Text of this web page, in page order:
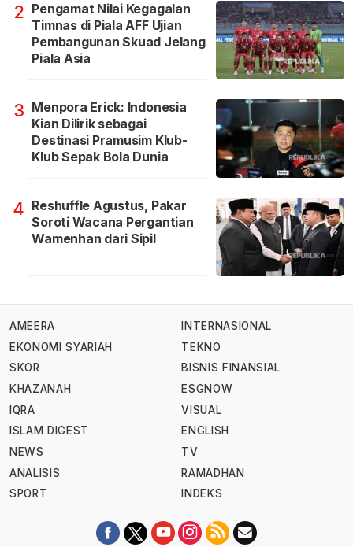
2 Pengamat Nilai Kegagalan
Timnas di Piala AFF Ujian
Pembangunan Skuad Jelang
Piala Asia
3 Menpora Erick: Indonesia
Kian Dilirik sebagai
Destinasi Pramusim Klub-
Klub Sepak Bola Dunia
4 Reshuffle Agustus, Pakar
Soroti Wacana Pergantian
Wamenhan dari Sipil
AMEERA
EKONOMI SYARIAH
SKOR
KHAZANAH
IQRA
ISLAM DIGEST
NEWS
ANALISIS
SPORT
INTERNASIONAL
TEKNO
BISNIS FINANSIAL
ESGNOW
VISUAL
ENGLISH
TV
RAMADHAN
INDEKS